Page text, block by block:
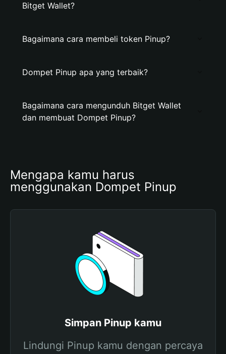
Bitget Wallet?
Bagaimana cara membeli token Pinup?
Dompet Pinup apa yang terbaik?
Bagaimana cara mengunduh Bitget Wallet
dan membuat Dompet Pinup?
Mengapa kamu harus
menggunakan Dompet Pinup
Simpan Pinup kamu
Lindungi Pinup kamu dengan percaya